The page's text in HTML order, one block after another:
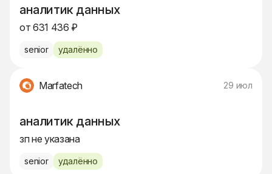
аналитик данных
от 631 436 ₽
senior удалённо
Marfatech 29 июл
аналитик данных
зп не указана
senior удалённо